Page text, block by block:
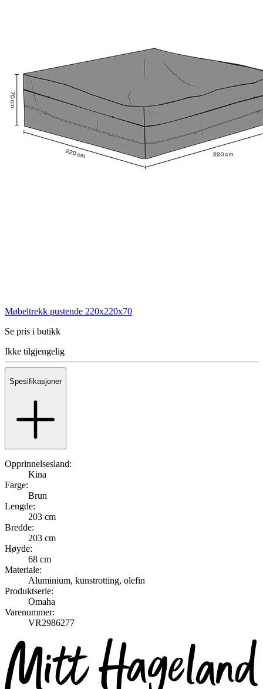
Møbeltrekk pustende 220x220x70
Se pris i butikk
Ikke tilgjengelig
Spesifikasjoner
Opprinnelsesland:
Kina
Farge:
Brun
Lengde:
203 cm
Bredde:
203 cm
Høyde:
68 cm
Materiale:
Aluminium, kunstrotting, olefin
Produktserie:
Omaha
Varenummer:
VR2986277